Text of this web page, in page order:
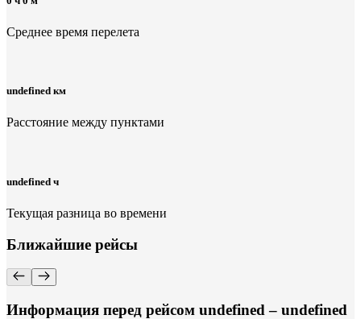
Среднее время перелета
undefined км
Расстояние между пунктами
undefined ч
Текущая разница во времени
Ближайшие рейсы
Информация перед рейсом undefined – undefined